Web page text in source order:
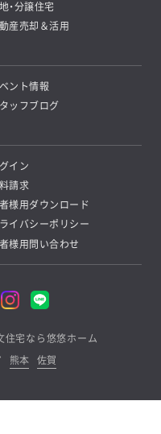
・分譲住宅
産売却＆活用
ント情報
ッフブログ
イン
請求
様用ダウンロード
イバシーポリシー
様用問い合わせ
住宅なら悠悠ホーム
熊本 佐賀